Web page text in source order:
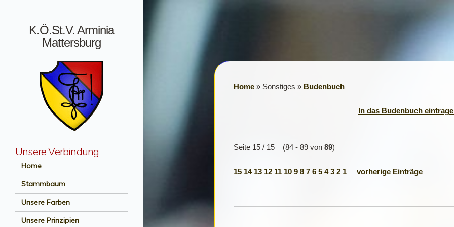
K.Ö.St.V. Arminia
Mattersburg
Menü +
Unsere Verbindung
Home
Stammbaum
Unsere Farben
Unsere Prinzipien
Home » Sonstiges » Budenbuch
In das Budenbuch
Seite 15 / 15 (84 - 89 von89)
15 14 13 12 11 10 9 8 7 6 5 4 3 2 1 vorherige Einträge